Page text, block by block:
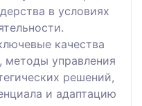
в условиях
качества
методы управления
решений,
и адаптацию